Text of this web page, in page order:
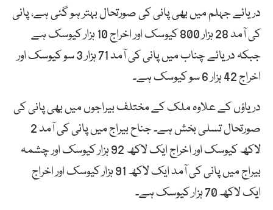
دریائے جہلم میں بھی پانی کی صورتحال بہتر ہو گئی ہے، پانی
کی آمد 28 ہزار 800 کیوسک اور اخراج 10 ہزار کیوسک ہے
جبکہ دریائے چناب میں پانی کی آمد 71 ہزار 3 سو کیوسک اور
اخراج 42 ہزار 6 سو کیوسک ہے۔
دریاؤں کے علاوہ ملک کے مختلف بیراجوں میں بھی پانی کی
صورتحال تسلی بخش ہے۔ جناح بیراج میں پانی کی آمد 2
لاکھ کیوسک اور اخراج ایک لاکھ 92 ہزار کیوسک اور چشمہ
بیراج میں پانی کی آمد ایک لاکھ 91 ہزار کیوسک اور اخراج
ایک لاکھ 70 ہزار کیوسک ہے۔